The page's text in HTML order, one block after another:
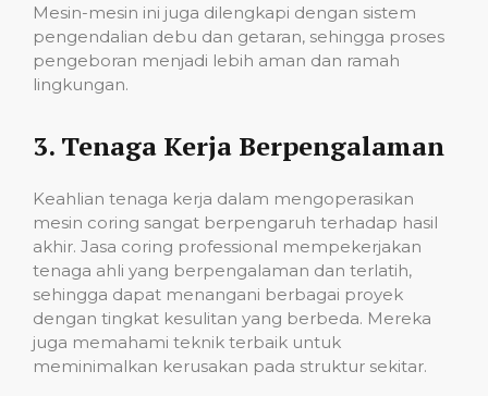
Mesin-mesin ini juga dilengkapi dengan sistem
pengendalian debu dan getaran, sehingga proses
pengeboran menjadi lebih aman dan ramah
lingkungan.
3. Tenaga Kerja Berpengalaman
Keahlian tenaga kerja dalam mengoperasikan
mesin coring sangat berpengaruh terhadap hasil
akhir. Jasa coring professional mempekerjakan
tenaga ahli yang berpengalaman dan terlatih,
sehingga dapat menangani berbagai proyek
dengan tingkat kesulitan yang berbeda. Mereka
juga memahami teknik terbaik untuk
meminimalkan kerusakan pada struktur sekitar.